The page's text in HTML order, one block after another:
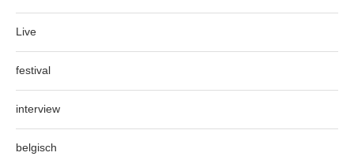
Live
festival
interview
belgisch